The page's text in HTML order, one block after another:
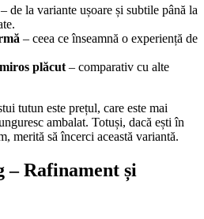
– de la variante ușoare și subtile până la
– ceea ce înseamnă o experiență de
plăcut – comparativ cu alte
tutun este prețul, care este mai
ambalat. Totuși, dacă ești în
merită să încerci această variantă.
– Rafinament și